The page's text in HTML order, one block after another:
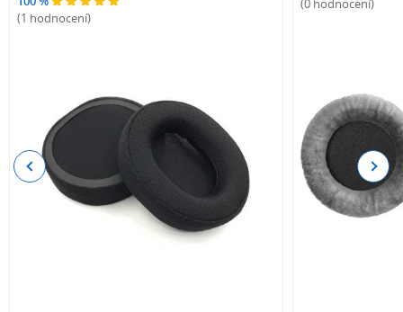
(1 hodnocení)
(0 hodnocení)
Previous Next